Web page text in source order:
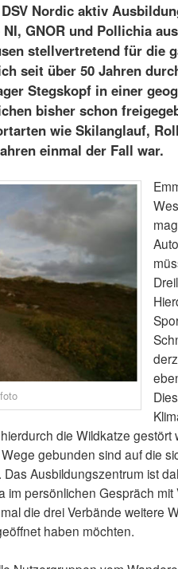
Nordic aktiv
GNOR und Pollichia
stellvertretend für die
seit über 50 Jahren
Stegskopf in einer
bisher schon
wie Skilanglauf,
einmal der Fall war.
die Wildkatze
gebunden sind auf die
Ausbildungszentrum ist
im persönlichen Gespräch
die drei Verbände weitere
haben möchten.